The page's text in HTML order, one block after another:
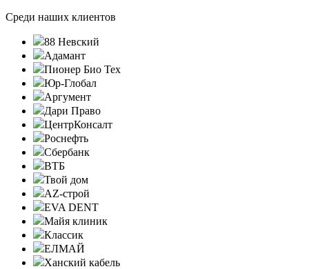
Среди наших клиентов
88 Невский
Адамант
Пионер Био Тех
Юр-Глобал
Аргумент
Дари Право
ЦентрКонсалт
Роснефть
Сбербанк
ВТБ
Твой дом
AZ-строй
EVA DENT
Майя клиник
Классик
ЕЛМАЙ
Ханский кабель